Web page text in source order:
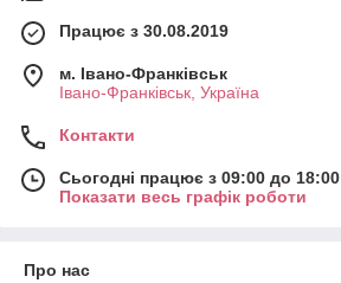
Працює з 30.08.2019
м. Івано-Франківськ
Івано-Франківськ, Україна
Контакти
Сьогодні працює з 09:00 до 18:00
Показати весь графік роботи
Про нас